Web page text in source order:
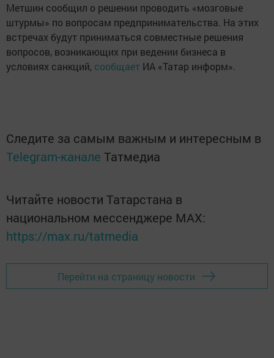
Метшин сообщил о решении проводить «мозговые
штурмы» по вопросам предпринимательства. На этих
встречах будут приниматься совместные решения
вопросов, возникающих при ведении бизнеса в
условиях санкций, сообщает ИА «Татар информ».
Следите за самым важным и интересным в
Telegram-канале Татмедиа
Читайте новости Татарстана в
национальном мессенджере MАХ:
https://max.ru/tatmedia
Перейти на страницу новости